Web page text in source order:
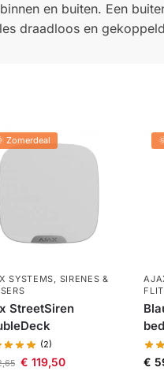
en buiten. Een
draadloos en
Zomerdeal
SYSTEMS, SIRENES &
StreetSiren
(2)
€ 119,50 €